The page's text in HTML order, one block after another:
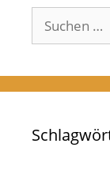
Suchen
nach: